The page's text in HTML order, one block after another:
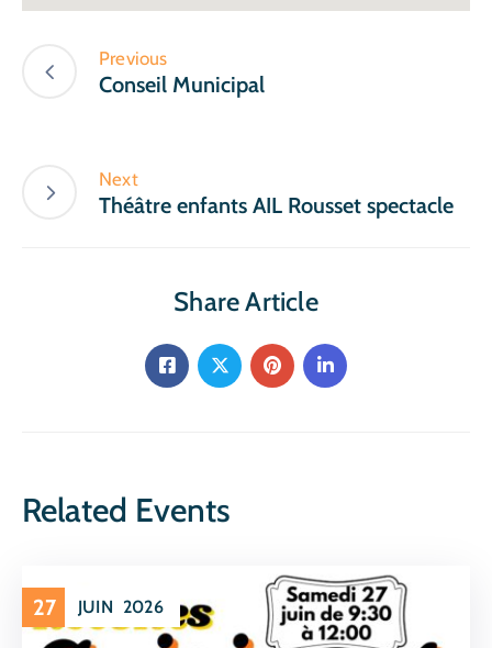
Previous
Conseil Municipal
Next
Théâtre enfants AIL Rousset spectacle
Share Article
Related Events
27 JUIN 2026